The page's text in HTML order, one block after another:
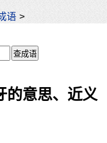
语 >
的意思、近义